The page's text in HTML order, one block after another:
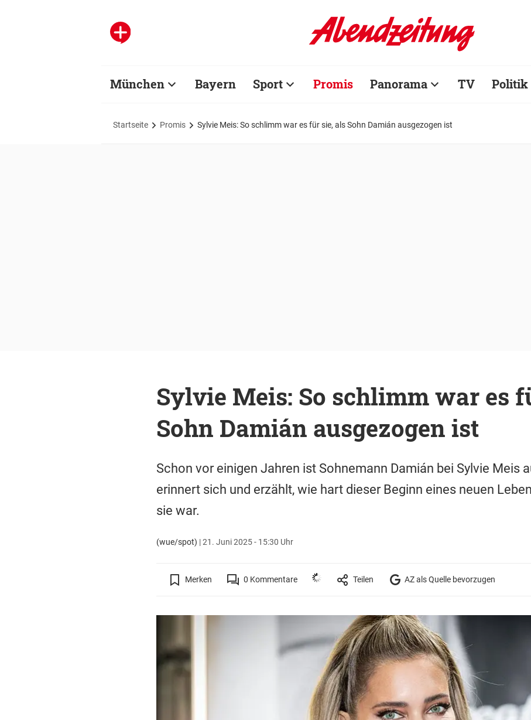
München Bayern Sport Promis Panorama TV Politik
Startseite Promis Sylvie Meis: So schlimm war es für sie, als Sohn Damián ausgezogen ist
Sylvie Meis: So schlimm war es
Sohn Damián ausgezogen ist
Schon vor einigen Jahren ist Sohnemann Damián bei Sylvie Meis
erinnert sich und erzählt, wie hart dieser Beginn eines neuen
sie war.
(wue/spot) |21. Juni 2025 - 15:30 Uhr
Merken 0 Kommentare Teilen AZ als Quelle bevorzugen